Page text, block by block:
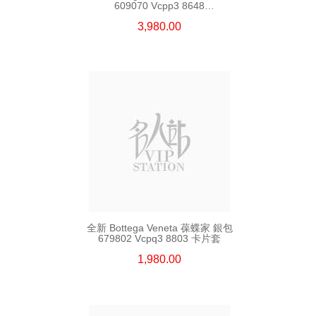
609070 Vcpp3 8648
3,980.00
全新 Bottega Veneta 葆蝶家 銀包
679802 Vcpq3 8803 卡片套
1,980.00